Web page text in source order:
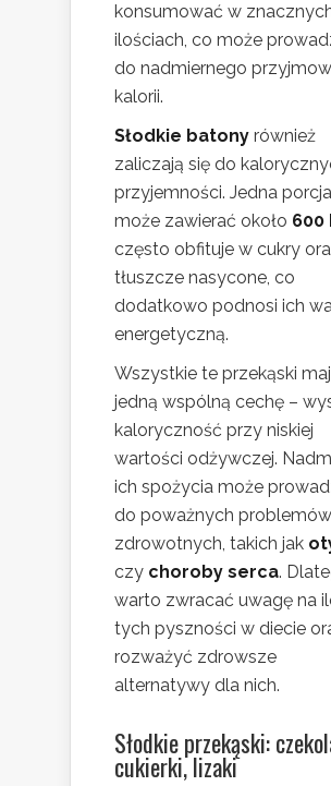
konsumować w
ilościach, co może
do nadmiernego
kalorii.
Słodkie batony również
zaliczają się do
przyjemności. Jedna porcja
może zawierać około 600
często obfituje w cukry
tłuszcze nasycone, co
dodatkowo podnosi ich
energetyczną.
Wszystkie te przekąski
jedną wspólną cechę –
kaloryczność przy niskiej
wartości odżywczej.
ich spożycia może
do poważnych problemów
zdrowotnych, takich jak
czy choroby serca.
warto zwracać uwagę na
tych pyszności w diecie
rozważyć zdrowsze
alternatywy dla nich.
Słodkie przekąski:
cukierki, lizaki